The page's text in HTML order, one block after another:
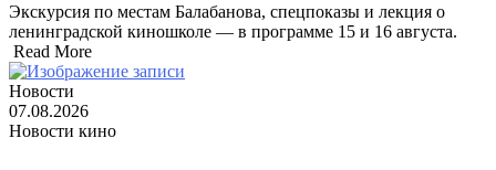
Экскурсия по местам Балабанова, спецпоказы и лекция о
ленинградской киношколе — в программе 15 и 16 августа. ​
Read More
Новости
07.08.2026
Новости кино